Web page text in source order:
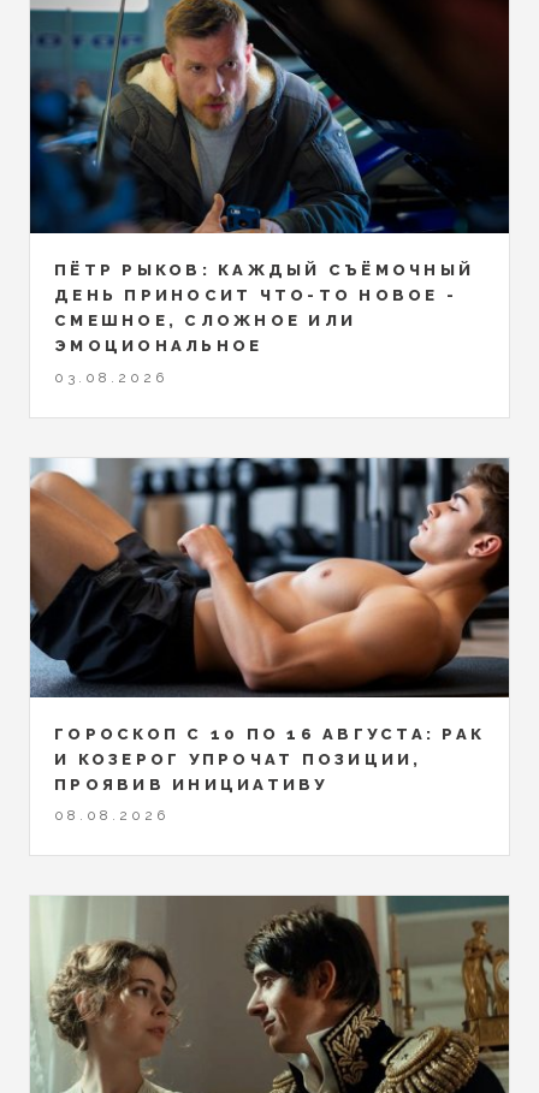
ПЁТР РЫКОВ: КАЖДЫЙ СЪЁМОЧНЫЙ
ДЕНЬ ПРИНОСИТ ЧТО-ТО НОВОЕ -
СМЕШНОЕ, СЛОЖНОЕ ИЛИ
ЭМОЦИОНАЛЬНОЕ
03.08.2026
ГОРОСКОП С 10 ПО 16 АВГУСТА: РАК
И КОЗЕРОГ УПРОЧАТ ПОЗИЦИИ,
ПРОЯВИВ ИНИЦИАТИВУ
08.08.2026